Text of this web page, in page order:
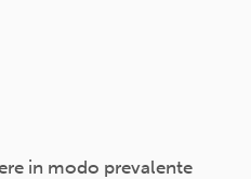
in modo prevalente